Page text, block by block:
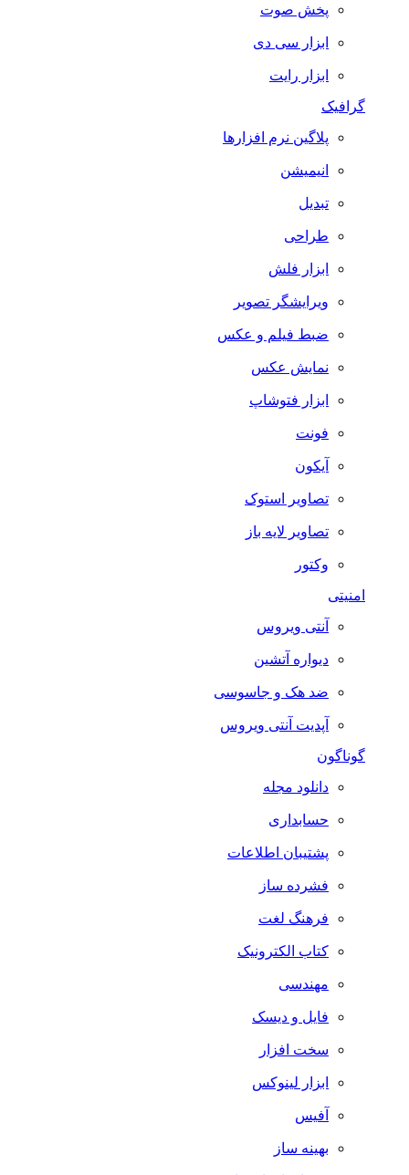
پخش صوت
ابزار سی دی
ابزار رایت
گرافیک
پلاگین نرم افزارها
انیمیشن
تبدیل
طراحی
ابزار فلش
ویرایشگر تصویر
ضبط فيلم و عكس
نمایش عکس
ابزار فتوشاپ
فونت
آیکون
تصاویر استوک
تصاویر لایه باز
وکتور
امنیتی
آنتی ویروس
دیواره آتشین
ضد هک و جاسوسی
آپدیت آنتی ویروس
گوناگون
دانلود مجله
حسابداری
پشتیبان اطلاعات
فشرده ساز
فرهنگ لغت
کتاب الکترونیک
مهندسی
فایل و دیسک
سخت افزار
ابزار لینوکس
آفیس
بهینه ساز